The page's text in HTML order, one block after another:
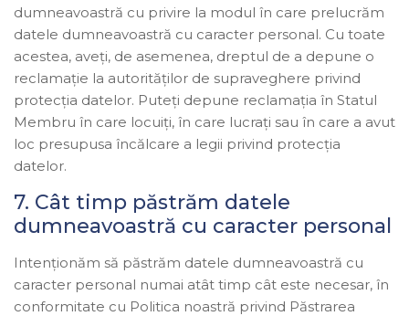
dumneavoastră cu privire la modul în care prelucrăm
datele dumneavoastră cu caracter personal. Cu toate
acestea, aveți, de asemenea, dreptul de a depune o
reclamație la autorităților de supraveghere privind
protecția datelor. Puteți depune reclamația în Statul
Membru în care locuiți, în care lucrați sau în care a avut
loc presupusa încălcare a legii privind protecția
datelor.
7. Cât timp păstrăm datele
dumneavoastră cu caracter personal
Intenționăm să păstrăm datele dumneavoastră cu
caracter personal numai atât timp cât este necesar, în
conformitate cu Politica noastră privind Păstrarea